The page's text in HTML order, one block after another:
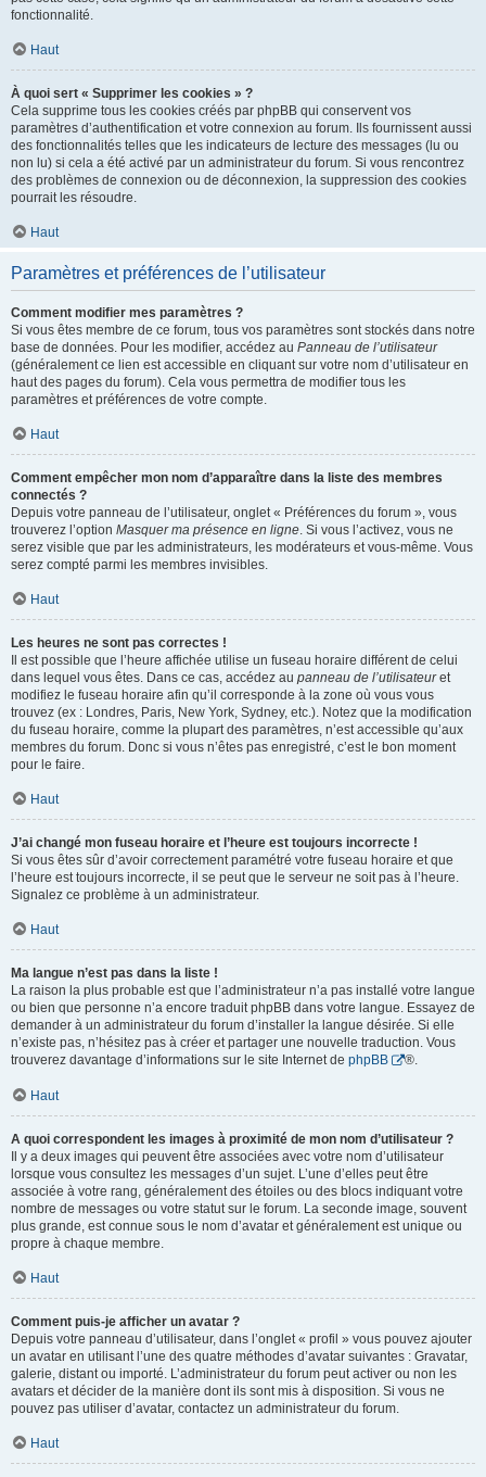
fonctionnalité.
Haut
À quoi sert « Supprimer les cookies » ?
Cela supprime tous les cookies créés par phpBB qui conservent vos
paramètres d’authentification et votre connexion au forum. Ils fournissent aussi
des fonctionnalités telles que les indicateurs de lecture des messages (lu ou
non lu) si cela a été activé par un administrateur du forum. Si vous rencontrez
des problèmes de connexion ou de déconnexion, la suppression des cookies
pourrait les résoudre.
Haut
Paramètres et préférences de l’utilisateur
Comment modifier mes paramètres ?
Si vous êtes membre de ce forum, tous vos paramètres sont stockés dans notre
base de données. Pour les modifier, accédez au Panneau de l’utilisateur
(généralement ce lien est accessible en cliquant sur votre nom d’utilisateur en
haut des pages du forum). Cela vous permettra de modifier tous les
paramètres et préférences de votre compte.
Haut
Comment empêcher mon nom d’apparaître dans la liste des membres
connectés ?
Depuis votre panneau de l’utilisateur, onglet « Préférences du forum », vous
trouverez l’option Masquer ma présence en ligne. Si vous l’activez, vous ne
serez visible que par les administrateurs, les modérateurs et vous-même. Vous
serez compté parmi les membres invisibles.
Haut
Les heures ne sont pas correctes !
Il est possible que l’heure affichée utilise un fuseau horaire différent de celui
dans lequel vous êtes. Dans ce cas, accédez au panneau de l’utilisateuret
modifiez le fuseau horaire afin qu’il corresponde à la zone où vous vous
trouvez (ex : Londres, Paris, New York, Sydney, etc.). Notez que la modification
du fuseau horaire, comme la plupart des paramètres, n’est accessible qu’aux
membres du forum. Donc si vous n’êtes pas enregistré, c’est le bon moment
pour le faire.
Haut
J’ai changé mon fuseau horaire et l’heure est toujours incorrecte !
Si vous êtes sûr d’avoir correctement paramétré votre fuseau horaire et que
l’heure est toujours incorrecte, il se peut que le serveur ne soit pas à l’heure.
Signalez ce problème à un administrateur.
Haut
Ma langue n’est pas dans la liste !
La raison la plus probable est que l’administrateur n’a pas installé votre langue
ou bien que personne n’a encore traduit phpBB dans votre langue. Essayez de
demander à un administrateur du forum d’installer la langue désirée. Si elle
n’existe pas, n’hésitez pas à créer et partager une nouvelle traduction. Vous
trouverez davantage d’informations sur le site Internet de phpBB ®.
Haut
A quoi correspondent les images à proximité de mon nom d’utilisateur ?
Il y a deux images qui peuvent être associées avec votre nom d’utilisateur
lorsque vous consultez les messages d’un sujet. L’une d’elles peut être
associée à votre rang, généralement des étoiles ou des blocs indiquant votre
nombre de messages ou votre statut sur le forum. La seconde image, souvent
plus grande, est connue sous le nom d’avatar et généralement est unique ou
propre à chaque membre.
Haut
Comment puis-je afficher un avatar ?
Depuis votre panneau d’utilisateur, dans l’onglet « profil » vous pouvez ajouter
un avatar en utilisant l’une des quatre méthodes d’avatar suivantes : Gravatar,
galerie, distant ou importé. L’administrateur du forum peut activer ou non les
avatars et décider de la manière dont ils sont mis à disposition. Si vous ne
pouvez pas utiliser d’avatar, contactez un administrateur du forum.
Haut